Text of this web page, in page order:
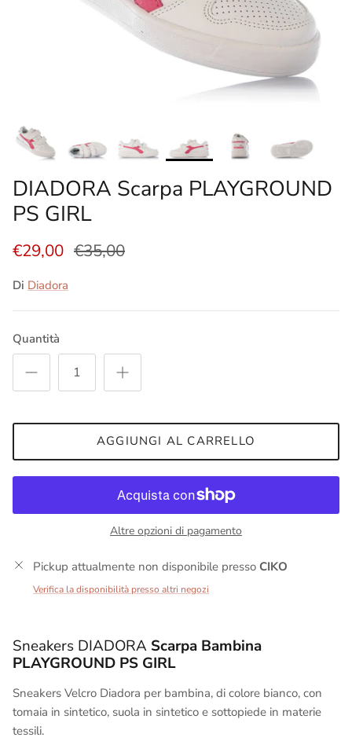
DIADORA Scarpa PLAYGROUND
PS GIRL
€29,00 €35,00
Di Diadora
Quantità
AGGIUNGI AL CARRELLO
Altre opzioni di pagamento
Pickup attualmente non disponibile presso CIKO
Verifica la disponibilità presso altri negozi
Sneakers DIADORA Scarpa Bambina
PLAYGROUND PS GIRL
Sneakers Velcro Diadora per bambina, di colore bianco, con
tomaia in sintetico, suola in sintetico e sottopiede in materie
tessili.